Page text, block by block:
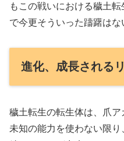
もこの戦いにおける穢土
で今更そういった躊躇はな
進化、成長される
穢土転生の転生体は、爪
未知の能力を使わない限